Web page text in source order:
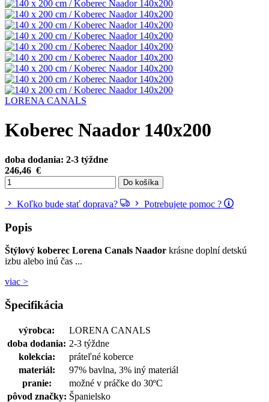
LORENA CANALS
Koberec Naador 140x200
doba dodania: 2-3 týždne
246,46 €
Do košíka
Koľko bude stať doprava? Potrebujete pomoc ?
Popis
Štýlový koberec Lorena Canals Naador krásne doplní detskú
izbu alebo inú čas ...
viac >
Špecifikácia
výrobca:
LORENA CANALS
doba dodania: 2-3 týždne
kolekcia:
práteľné koberce
materiál:
97% bavlna, 3% iný materiál
pranie:
možné v práčke do 30ºC
pôvod značky: Španielsko